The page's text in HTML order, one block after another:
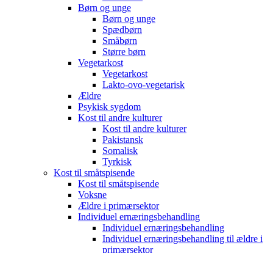
Børn og unge
Børn og unge
Spædbørn
Småbørn
Større børn
Vegetarkost
Vegetarkost
Lakto-ovo-vegetarisk
Ældre
Psykisk sygdom
Kost til andre kulturer
Kost til andre kulturer
Pakistansk
Somalisk
Tyrkisk
Kost til småtspisende
Kost til småtspisende
Voksne
Ældre i primærsektor
Individuel ernæringsbehandling
Individuel ernæringsbehandling
Individuel ernæringsbehandling til ældre i
primærsektor